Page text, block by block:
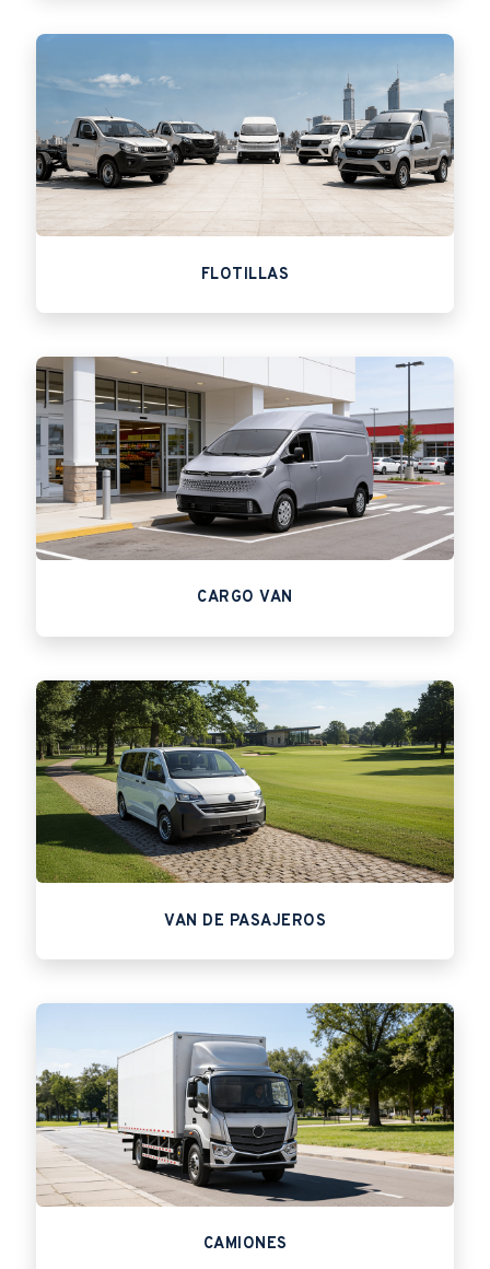
FLOTILLAS
CARGO VAN
VAN DE PASAJEROS
CAMIONES